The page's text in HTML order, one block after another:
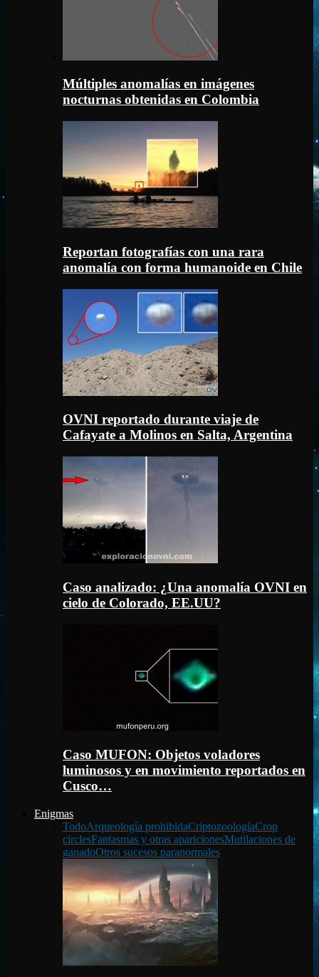
Múltiples anomalías en imágenes
nocturnas obtenidas en Colombia
Reportan fotografías con una rara
anomalía con forma humanoide en Chile
OVNI reportado durante viaje de
Cafayate a Molinos en Salta, Argentina
Caso analizado: ¿Una anomalía OVNI en
cielo de Colorado, EE.UU?
Caso MUFON: Objetos voladores
luminosos y en movimiento reportados en
Cusco…
Enigmas
TodoArqueología prohibidaCriptozoologíaCrop
circlesFantasmas y otras aparicionesMutilaciones de
ganadoOtros sucesos paranormales